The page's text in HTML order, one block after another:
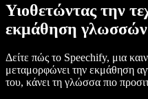
Υιοθετώντας την
εκμάθηση γλωσσών
Δείτε πώς το Speechify, μια
μεταμορφώνει την εκμάθηση
του, κάνει τη γλώσσα πιο